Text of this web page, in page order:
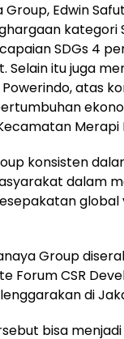
Edwin
kategori
SDGs 4
Selain itu juga
atas
Merapi
konsisten
dalam
global
Group
Forum CSR
di
bisa